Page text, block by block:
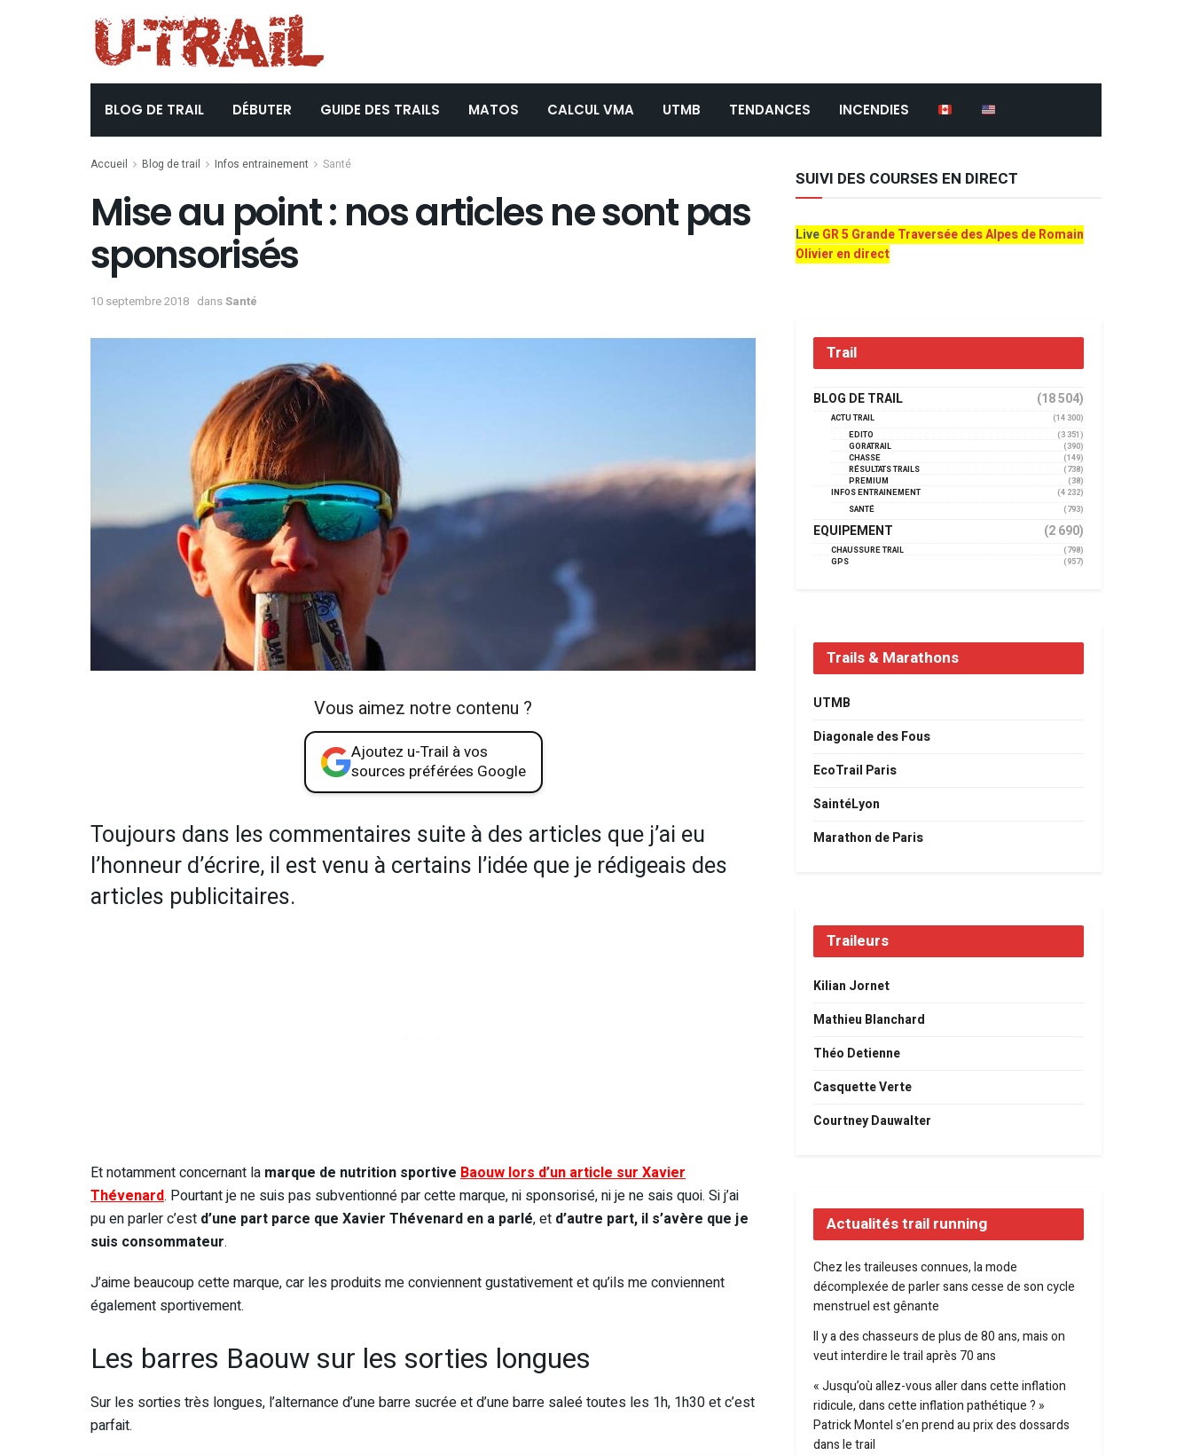
BLOG DE TRAIL DÉBUTER GUIDE DES TRAILS MATOS CALCUL VMA UTMB TENDANCES INCENDIES
Accueil Blog de trail Infos entrainement Santé
Mise au point : nos articles ne sont pas
sponsorisés
10 septembre 2018 dansSanté
Vous aimez notre contenu ?
Ajoutez u-Trail à vos
sources préférées Google
Toujours dans les commentaires suite à des articles que j’ai eu
l’honneur d’écrire, il est venu à certains l’idée que je rédigeais des
articles publicitaires.
Et notamment concernant la marque de nutrition sportive Baouw lors d’un article sur Xavier
Thévenard. Pourtant je ne suis pas subventionné par cette marque, ni sponsorisé, ni je ne sais quoi. Si j’ai
pu en parler c’est d’une part parce que Xavier Thévenard en a parlé, et d’autre part, il s’avère que je
suis consommateur.
J’aime beaucoup cette marque, car les produits me conviennent gustativement et qu’ils me conviennent
également sportivement.
Les barres Baouw sur les sorties longues
Sur les sorties très longues, l’alternance d’une barre sucrée et d’une barre saleé toutes les 1h, 1h30 et c’est
parfait.
SUIVI DES COURSES EN DIRECT
LiveGR 5 Grande Traversée des Alpes de Romain
Olivier en direct
Trail
BLOG DE TRAIL (18 504)
ACTU TRAIL
(14 300)
EDITO
(3 351)
GORATRAIL
(390)
CHASSE
(149)
RÉSULTATS TRAILS
(738)
PREMIUM
(38)
INFOS ENTRAINEMENT
(4 232)
SANTÉ
(793)
EQUIPEMENT (2 690)
CHAUSSURE TRAIL
(798)
GPS
(957)
Trails & Marathons
UTMB
Diagonale des Fous
EcoTrail Paris
SaintéLyon
Marathon de Paris
Traileurs
Kilian Jornet
Mathieu Blanchard
Théo Detienne
Casquette Verte
Courtney Dauwalter
Actualités trail running
Chez les traileuses connues, la mode
décomplexée de parler sans cesse de son cycle
menstruel est gênante
Il y a des chasseurs de plus de 80 ans, mais on
veut interdire le trail après 70 ans
« Jusqu’où allez-vous aller dans cette inflation
ridicule, dans cette inflation pathétique ? »
Patrick Montel s’en prend au prix des dossards
dans le trail